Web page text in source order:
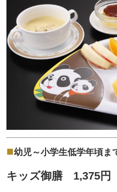
■幼児～小学生低学年頃ま
キッズ御膳 1,375円